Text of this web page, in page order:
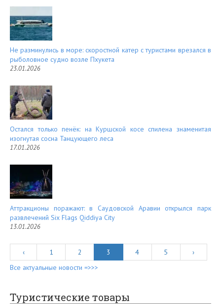
Не разминулись в море: скоростной катер с туристами врезался в
рыболовное судно возле Пхукета
23.01.2026
Остался только пенёк: на Куршской косе спилена знаменитая
изогнутая сосна Танцующего леса
17.01.2026
Аттракционы поражают: в Саудовской Аравии открылся парк
развлечений Six Flags Qiddiya City
13.01.2026
‹ 1 2 3 4 5
›
Все актуальные новости =>>>
Туристические товары